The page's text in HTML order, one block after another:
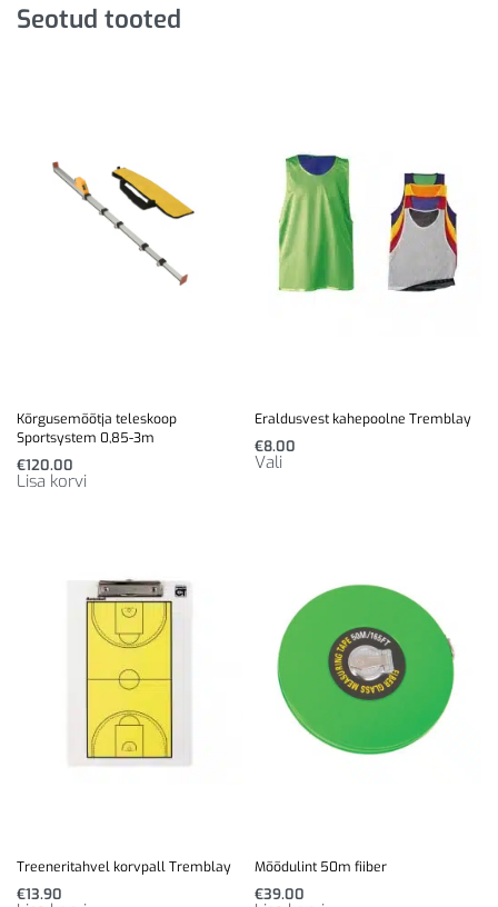
Seotud tooted
Kõrgusemõõtja teleskoop
Sportsystem 0,85-3m
€120.00
Lisa korvi
Eraldusvest kahepoolne Tremblay
€8.00
Vali
Treeneritahvel korvpall Tremblay
€13.90
Mõõdulint 50m fiiber
€39.00